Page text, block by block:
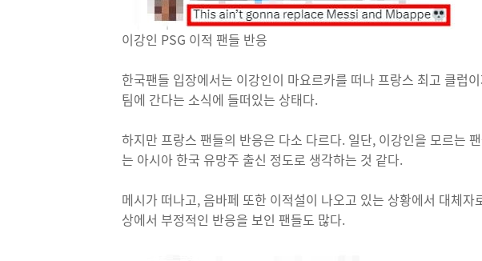
이강인 PSG 이적 팬들 반응
한국팬들 입장에서는 이강인이 마요르카를 떠나 프랑스 최고 클럽
팀에 간다는 소식에 들떠있는 상태다.
하지만 프랑스 팬들의 반응은 다소 다르다. 일단, 이강인을 모르는
는 아시아 한국 유망주 출신 정도로 생각하는 것 같다.
메시가 떠나고, 음바페 또한 이적설이 나오고 있는 상황에서 대체
상에서 부정적인 반응을 보인 팬들도 많다.